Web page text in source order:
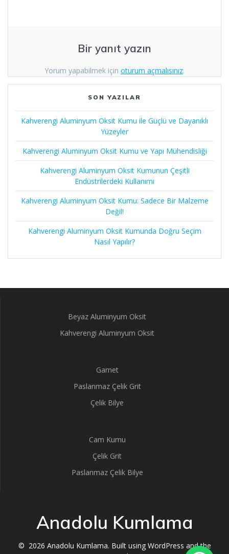
Bir yanıt yazın
Yorum yapabilmek için oturum açmalısınız.
SON YAZILAR
Kahverengi Aluminyum Oksit Kumu ile Güçlü ve Dayanıklı
Yüzeyler
Kahverengi Aluminyum Oksit Kumu ve Yapı Mühendisliği
Kahverengi Aluminyum Oksit Kumunun Çeşitli
Endüstrilerdeki Kullanımı
Kahverengi Aluminyum Oksit Kumu: Sadece Bir Malzeme
Değil!
Kahverengi Aluminyum Oksit Kumunda Doğru Seçim
Nasıl Yapılır?
Beyaz Aluminyum Oksit
Kahverengi Aluminyum Oksit
Garnet
Paslanmaz Çelik Grit
Çelik Bilye
Cam Kumu
Çelik Grit
Paslanmaz Çelik Bilye
Anadolu Kumlama
© 2026 Anadolu Kumlama. Built using WordPress and the